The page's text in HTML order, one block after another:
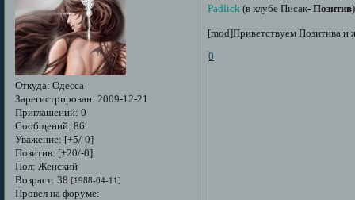
Откуда: Одесса
Зарегистрирован: 2009-12-21
Приглашений: 0
Сообщений: 86
Уважение: [+5/-0]
Позитив: [+20/-0]
Пол: Женский
Возраст: 38 [1988-04-11]
Провел на форуме:
Padlick (в клубе Писак-Позитив)
[mod]Приветствуем Позитива и
0